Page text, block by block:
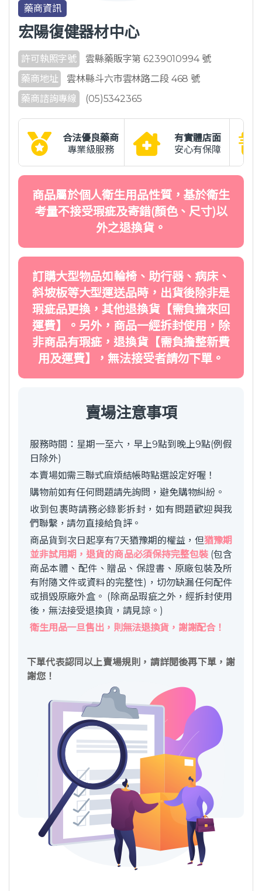
藥商資訊
宏陽復健器材中心
許可執照字號
雲縣藥販字第 6239010994 號
藥商地址
雲林縣斗六市雲林路二段 468 號
藥商諮詢專線
(05)5342365
合法優良藥商
專業級服務
有實體店面
安心有保障
商品屬於個人衛生用品性質，基於衛生
考量不接受瑕疵及寄錯(顏色、尺寸)以
外之退換貨。
訂購大型物品如輪椅、助行器、病床、
斜坡板等大型運送品時，出貨後除非是
瑕疵品更換，其他退換貨【需負擔來回
運費】。另外，商品一經拆封使用，除
非商品有瑕疵，退換貨【需負擔整新費
用及運費】，無法接受者請勿下單。
賣場注意事項
服務時間：星期一至六，早上9點到晚上9點(例假
日除外)
本賣場如需三聯式麻煩結帳時點選設定好喔！
購物前如有任何問題請先詢問，避免購物糾紛。
收到包裹時請務必錄影拆封，如有問題歡迎與我
們聯繫，請勿直接給負評。
商品貨到次日起享有7天猶豫期的權益，但猶豫期
並非試用期，退貨的商品必須保持完整包裝(包含
商品本體、配件、贈品、保證書、原廠包裝及所
有附隨文件或資料的完整性)，切勿缺漏任何配件
或損毀原廠外盒。 (除商品瑕疵之外，經拆封使用
後，無法接受退換貨，請見諒。)
衛生用品一旦售出，則無法退換貨，謝謝配合！
下單代表認同以上賣場規則，請詳閱後再下單，謝
謝您！